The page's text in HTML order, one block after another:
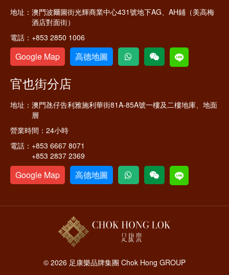
地址： 澳門波爾圖街光輝商業中心431號地下AG、AH鋪（美高梅
酒店對面街）
電話： +853 2850 1006
Google Map 高德地圖
官也街分店
地址： 澳門氹仔告利雅施利華街81A-85A號一樓及二樓地庫、地面
層
營業時間： 24小時
電話： +853 6667 8071
+853 2837 2369
Google Map 高德地圖
© 2026 足康樂品牌集團 Chok Hong GROUP